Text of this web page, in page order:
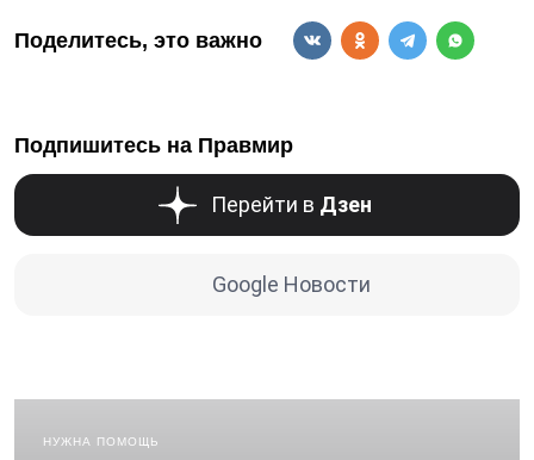
Поделитесь, это важно
Подпишитесь на Правмир
Перейти в Дзен
Google Новости
НУЖНА ПОМОЩЬ